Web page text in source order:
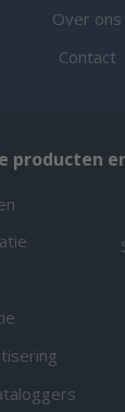
Over ons
Contact
producten